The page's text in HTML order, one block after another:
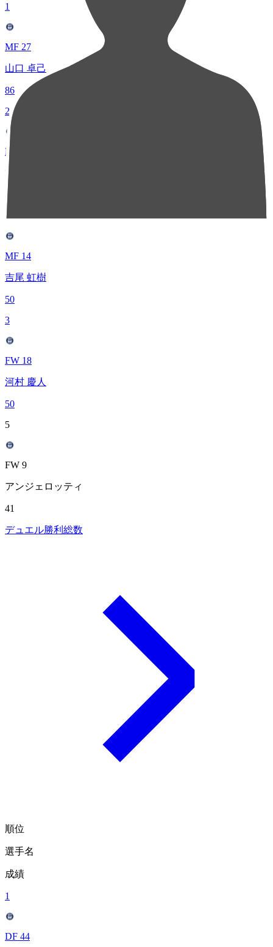
1
MF 27
山口 卓己
86
2
DF 3
杉井 颯
56
3
MF 14
吉尾 虹樹
50
3
FW 18
河村 慶人
50
5
FW 9
アンジェロッティ
41
デュエル勝利総数
順位
選手名
成績
1
DF 44